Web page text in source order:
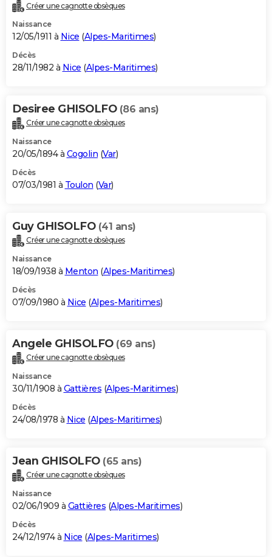
Créer une cagnotte obsèques
Naissance
12/05/1911 à Nice (Alpes-Maritimes)
Décès
28/11/1982 à Nice (Alpes-Maritimes)
Desiree GHISOLFO (86 ans)
Créer une cagnotte obsèques
Naissance
20/05/1894 à Cogolin (Var)
Décès
07/03/1981 à Toulon (Var)
Guy GHISOLFO (41 ans)
Créer une cagnotte obsèques
Naissance
18/09/1938 à Menton (Alpes-Maritimes)
Décès
07/09/1980 à Nice (Alpes-Maritimes)
Angele GHISOLFO (69 ans)
Créer une cagnotte obsèques
Naissance
30/11/1908 à Gattières (Alpes-Maritimes)
Décès
24/08/1978 à Nice (Alpes-Maritimes)
Jean GHISOLFO (65 ans)
Créer une cagnotte obsèques
Naissance
02/06/1909 à Gattières (Alpes-Maritimes)
Décès
24/12/1974 à Nice (Alpes-Maritimes)